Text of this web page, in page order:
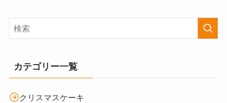
カテゴリー一覧
クリスマスケーキ